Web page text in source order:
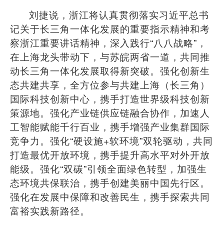
刘捷说，浙江将认真贯彻落实习近平总书
记关于长三角一体化发展的重要指示精神和考
察浙江重要讲话精神，深入践行“八八战略” ，
在上海龙头带动下，与苏皖两省一道，共同推
动长三角一体化发展取得新突破。强化创新生
态共建共享，全方位参与共建上海（长三角）
国际科技创新中心，携手打造世界级科技创新
策源地。强化产业链供应链融合协作，加速人
工智能赋能千行百业，携手增强产业集群国际
竞争力。强化“硬设施+软环境”双轮驱动，共同
打造最优开放环境，携手提升高水平对外开放
能级。强化“双碳”引领全面绿色转型，加强生
态环境共保联治，携手创建美丽中国先行区。
强化在发展中保障和改善民生，携手探索共同
富裕实践新路径。